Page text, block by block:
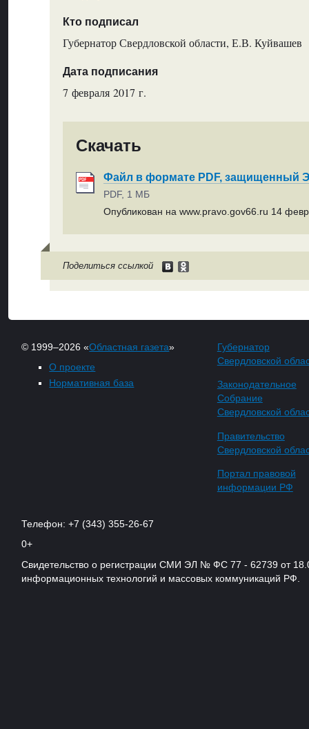
Кто подписал
Губернатор Свердловской области, Е.В. Куйвашев
Дата подписания
7 февраля 2017 г.
Скачать
Файл в формате PDF, защищенный
PDF, 1 МБ
Опубликован на www.pravo.gov66.ru 14
Поделиться ссылкой
© 1999–2026 «Областная газета»
О проекте
Нормативная база
Губернатор
Свердловской
Законодательное
Собрание
Свердловской
Правительство
Свердловской
Портал правовой
информации РФ
Телефон: +7 (343) 355-26-67
0+
Свидетельство о регистрации СМИ ЭЛ № ФС 77 - 62739 от
информационных технологий и массовых коммуникаций РФ.